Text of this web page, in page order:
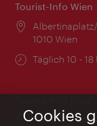
Tourist-Info Wien
Ort:
1010 Wien
Täglich 10 - 18
Ort:
in der
Cookies